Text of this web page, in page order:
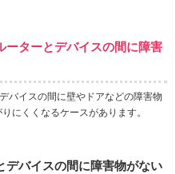
ターとデバイスの間に障害
バイスの間に壁やドアなどの障害物
にくくなるケースがあります。
デバイスの間に障害物がない